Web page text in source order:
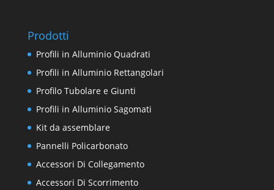
Prodotti
Profili in Alluminio Quadrati
Profili in Alluminio Rettangolari
Profilo Tubolare e Giunti
Profili in Alluminio Sagomati
Kit da assemblare
Pannelli Policarbonato
Accessori Di Collegamento
Accessori Di Scorrimento